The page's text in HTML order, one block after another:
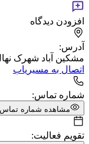
افزودن دیدگاه
آدرس:
مشکین آباد شهرک
اتصال به مسیریاب
شماره تماس:
مشاهده شماره تماس
تقویم فعالیت: